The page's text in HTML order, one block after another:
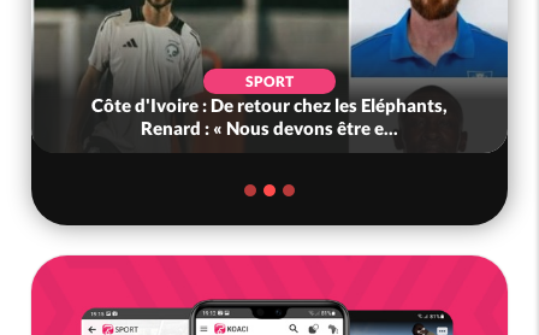
SPORT
Côte d'Ivoire : De retour chez les Eléphants,
Renard : « Nous devons être e...